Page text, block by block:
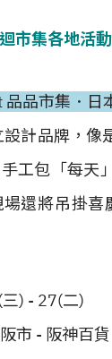
市集各地活
品品市集．日
計品牌，像
工包「每天
還將吊掛
) - 27(二)
市 - 阪神百貨